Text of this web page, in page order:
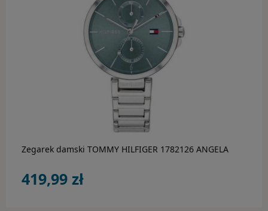
Zegarek damski TOMMY HILFIGER 1782126 ANGELA
419,99 zł
do koszyka